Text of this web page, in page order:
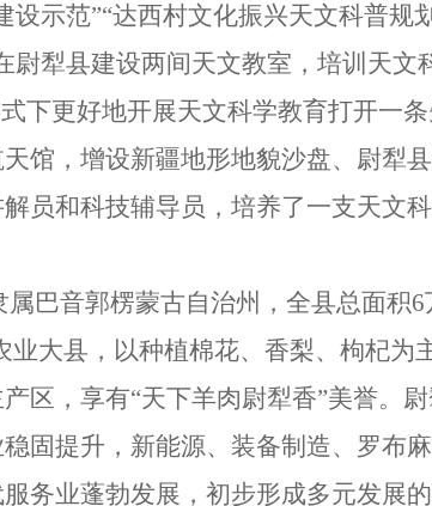
示范”“达西村文化振兴天文科普规
尉犁县建设两间天文教室，培训天文
下更好地开展天文科学教育打开一
馆，增设新疆地形地貌沙盘、尉犁
员和科技辅导员，培养了一支天文
巴音郭楞蒙古自治州，全县总面积6
大县，以种植棉花、香梨、枸杞为
区，享有“天下羊肉尉犁香”美誉。
固提升，新能源、装备制造、罗布
务业蓬勃发展，初步形成多元发展